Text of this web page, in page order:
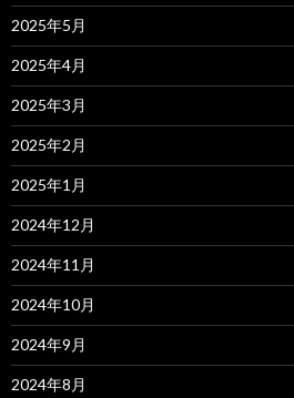
2025年5月
2025年4月
2025年3月
2025年2月
2025年1月
2024年12月
2024年11月
2024年10月
2024年9月
2024年8月